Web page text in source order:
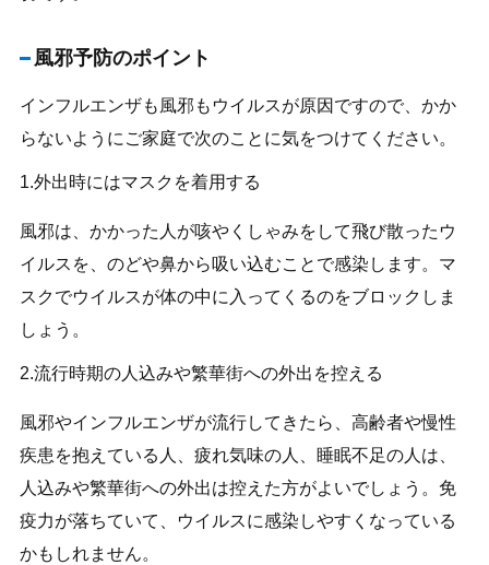
風邪予防のポイント
インフルエンザも風邪もウイルスが原因ですので、かか
らないようにご家庭で次のことに気をつけてください。
1.外出時にはマスクを着用する
風邪は、かかった人が咳やくしゃみをして飛び散ったウ
イルスを、のどや鼻から吸い込むことで感染します。マ
スクでウイルスが体の中に入ってくるのをブロックしま
しょう。
2.流行時期の人込みや繁華街への外出を控える
風邪やインフルエンザが流行してきたら、高齢者や慢性
疾患を抱えている人、疲れ気味の人、睡眠不足の人は、
人込みや繁華街への外出は控えた方がよいでしょう。免
疫力が落ちていて、ウイルスに感染しやすくなっている
かもしれません。